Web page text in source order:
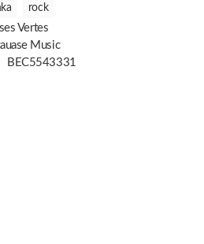
rock
Vertes
Music
BEC5543331